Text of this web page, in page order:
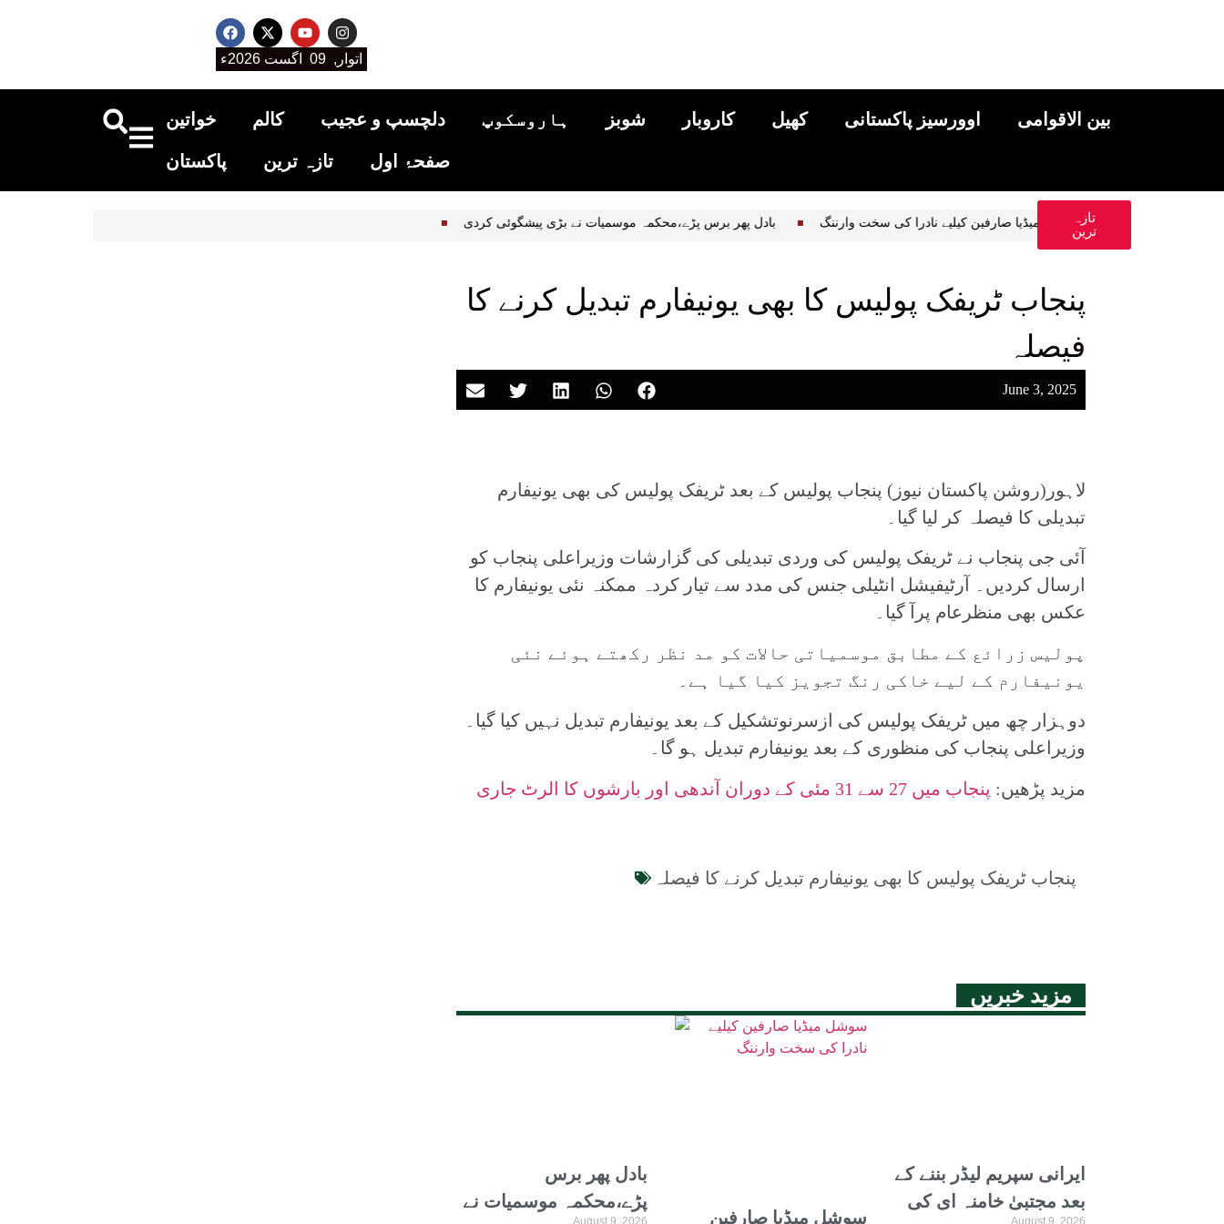
اتوار, 09 اگست 2026ء
خواتین کالم دلچسپ و عجیب ہاروسکوپ شوبز کاروبار کھیل اوورسیز پاکستانی بین الاقوامی
پاکستان تازہ ترین صفحۂ اول
تازہ
ترین
بادل پھر برس پڑے،محکمہ موسمیات نے بڑی پیشگوئی کردی سوشل میڈیا صارفین کیلیے نادرا کی سخت وارننگ ای کی پہلی ویڈیو جاری
پنجاب ٹریفک پولیس کا بھی یونیفارم تبدیل کرنے کا
فیصلہ
June 3, 2025
لاہور(روشن پاکستان نیوز) پنجاب پولیس کے بعد ٹریفک پولیس کی بھی یونیفارم
تبدیلی کا فیصلہ کر لیا گیا۔
آئی جی پنجاب نے ٹریفک پولیس کی وردی تبدیلی کی گزارشات وزیراعلی پنجاب کو
ارسال کردیں۔ آرٹیفیشل انٹیلی جنس کی مدد سے تیار کردہ ممکنہ نئی یونیفارم کا
عکس بھی منظرعام پرآ گیا۔
پولیس زرائع کے مطابق موسمیاتی حالات کو مد نظر رکھتے ہوئے نئی
یونیفارم کے لیے خاکی رنگ تجویز کیا گیا ہے۔
دوہزار چھ میں ٹریفک پولیس کی ازسرنوتشکیل کے بعد یونیفارم تبدیل نہیں کیا گیا۔
وزیراعلی پنجاب کی منظوری کے بعد یونیفارم تبدیل ہو گا۔
مزید پڑھیں: پنجاب میں 27 سے 31 مئی کے دوران آندھی اور بارشوں کا الرٹ جاری
پنجاب ٹریفک پولیس کا بھی یونیفارم تبدیل کرنے کا فیصلہ
مزید خبریں
بادل پھر برس
پڑے،محکمہ موسمیات نے
August 9, 2026
سوشل میڈیا صارفین
ایرانی سپریم لیڈر بننے کے
بعد مجتبیٰ خامنہ ای کی
August 9, 2026